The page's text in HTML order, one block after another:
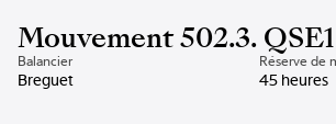
Mouvement 502.3. QSE1
Balancier
Breguet
Réserve de
45 heures